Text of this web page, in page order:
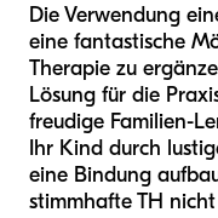
Die Verwendung
eine fantastische
Therapie zu
Lösung für die
freudige Familien-
Ihr Kind durch
eine Bindung
stimmhafte TH